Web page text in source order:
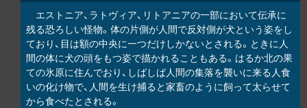
エストニア、ラトヴィア、リトアニアの一部において伝承に
残る恐ろしい怪物。体の片側が人間で反対側が犬という姿をし
ており、目は額の中央に一つだけしかないとされる。ときに人
間の体に犬の頭をもつ姿で描かれることもある。はるか北の果
ての氷原に住んでおり、しばしば人間の集落を襲いに来る人食
いの化け物で、人間を生け捕ると家畜のように飼って太らせて
から食べたとされる。